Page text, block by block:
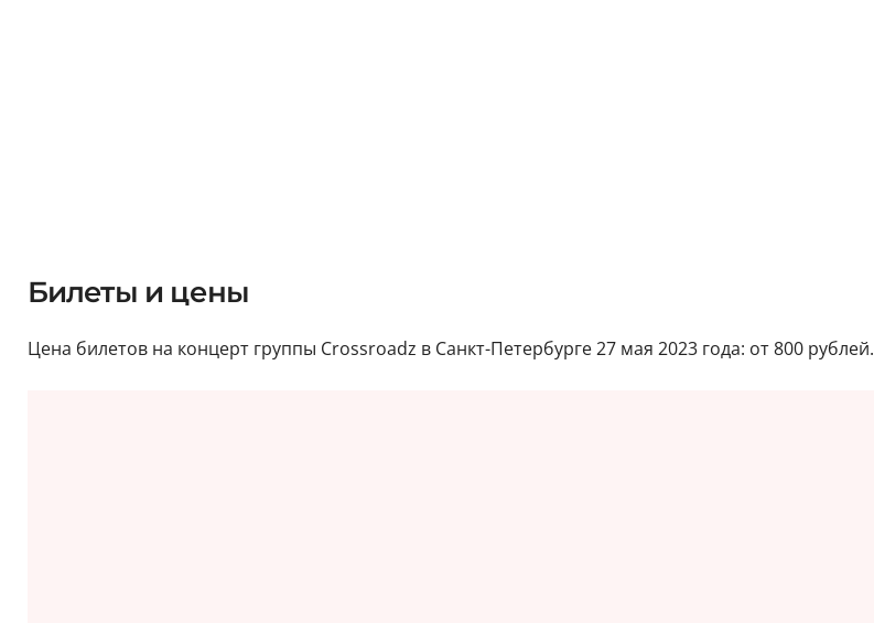
Билеты и цены
Цена билетов на концерт группы Crossroadz в Санкт-Петербурге 27 мая 2023 года: от 800 рублей.